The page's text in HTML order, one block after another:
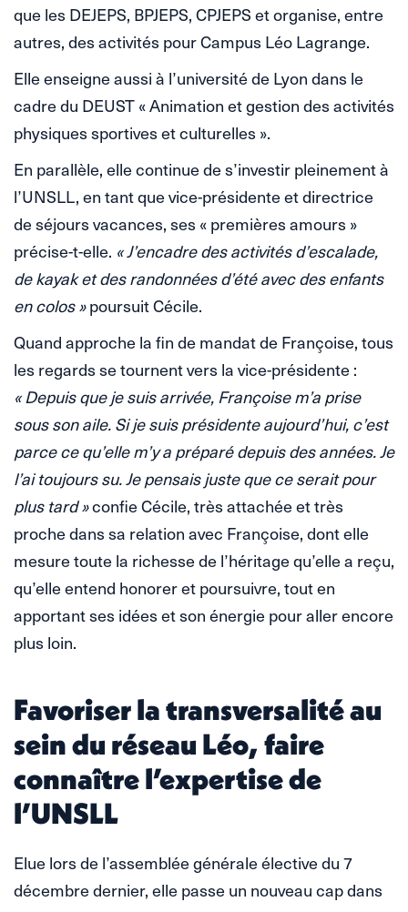
que les DEJEPS, BPJEPS, CPJEPS et organise, entre
autres, des activités pour Campus Léo Lagrange.
Elle enseigne aussi à l’université de Lyon dans le
cadre du DEUST « Animation et gestion des activités
physiques sportives et culturelles ».
En parallèle, elle continue de s’investir pleinement à
l’UNSLL, en tant que vice-présidente et directrice
de séjours vacances, ses « premières amours »
précise-t-elle. « J’encadre des activités d’escalade,
de kayak et des randonnées d’été avec des enfants
en colos »poursuit Cécile.
Quand approche la fin de mandat de Françoise, tous
les regards se tournent vers la vice-présidente :
« Depuis que je suis arrivée, Françoise m’a prise
sous son aile. Si je suis présidente aujourd’hui, c’est
parce ce qu’elle m’y a préparé depuis des années. Je
l’ai toujours su. Je pensais juste que ce serait pour
plus tard »confie Cécile, très attachée et très
proche dans sa relation avec Françoise, dont elle
mesure toute la richesse de l’héritage qu’elle a reçu,
qu’elle entend honorer et poursuivre, tout en
apportant ses idées et son énergie pour aller encore
plus loin.
Favoriser la transversalité au
sein du réseau Léo, faire
connaître l’expertise de
l’UNSLL
Elue lors de l’assemblée générale élective du 7
décembre dernier, elle passe un nouveau cap dans